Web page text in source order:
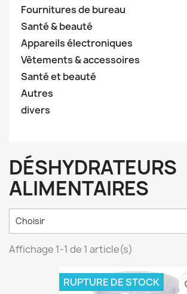
Fournitures de bureau
Santé & beauté
Appareils électroniques
Vêtements & accessoires
Santé et beauté
Autres
divers
DÉSHYDRATEURS
ALIMENTAIRES
Choisir
Affichage 1-1 de 1 article(s)
RUPTURE DE STOCK